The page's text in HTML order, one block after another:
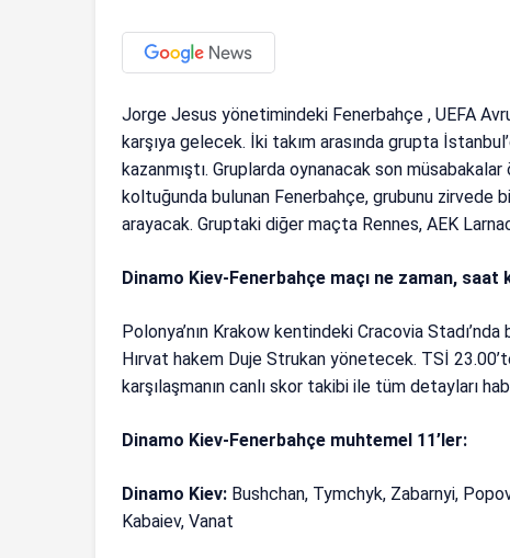
Jorge Jesus yönetimindeki Fenerbahçe , UEFA
karşıya gelecek. İki takım arasında grupta
kazanmıştı. Gruplarda oynanacak son
koltuğunda bulunan Fenerbahçe, grubunu zirvede
arayacak. Gruptaki diğer maçta Rennes, AEK
Dinamo Kiev-Fenerbahçe maçı ne zaman,
Polonya’nın Krakow kentindeki Cracovia
Hırvat hakem Duje Strukan yönetecek. TSİ
karşılaşmanın canlı skor takibi ile tüm detayları
Dinamo Kiev-Fenerbahçe muhtemel 11’ler:
Dinamo Kiev: Bushchan, Tymchyk, Zabarnyi,
Kabaiev, Vanat